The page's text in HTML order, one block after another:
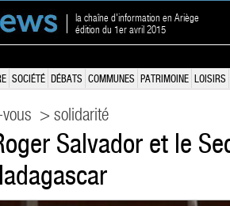
la chaîne d'information en Ariège
édition du 1er avril 2015
SOCIÉTÉ DÉBATS COMMUNES PATRIMOINE LOISIRS
vous > solidarité
Salvador et le